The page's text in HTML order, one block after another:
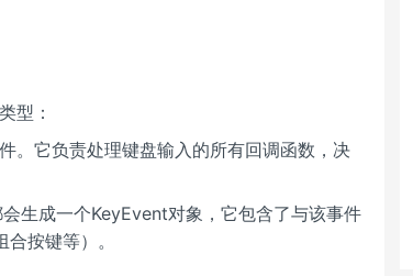
型：
。它负责处理键盘输入的所有回调函数，决
会生成一个KeyEvent对象，它包含了与该事件
按键等）。